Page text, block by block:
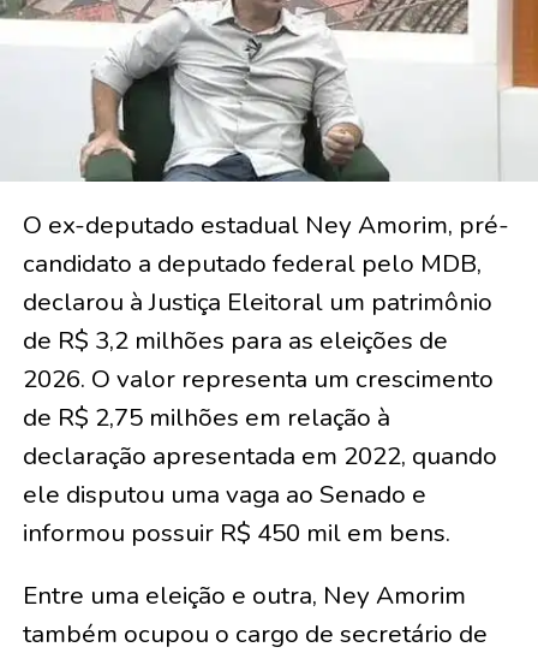
O ex-deputado estadual Ney Amorim, pré-
candidato a deputado federal pelo MDB,
declarou à Justiça Eleitoral um patrimônio
de R$ 3,2 milhões para as eleições de
2026. O valor representa um crescimento
de R$ 2,75 milhões em relação à
declaração apresentada em 2022, quando
ele disputou uma vaga ao Senado e
informou possuir R$ 450 mil em bens.
Entre uma eleição e outra, Ney Amorim
também ocupou o cargo de secretário de